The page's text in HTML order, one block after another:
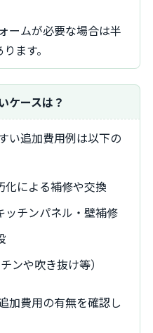
ームが必要な場合は半
ます。
ケースは？
化による補修や交換
ッチンパネル・壁補修
ンや吹き抜け等）
加費用の有無を確認し